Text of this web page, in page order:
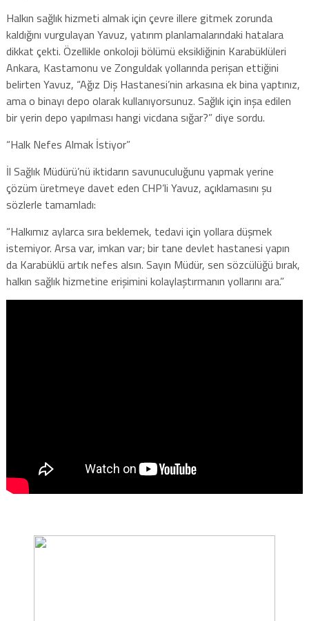
Halkın sağlık hizmeti almak için çevre illere gitmek zorunda
kaldığını vurgulayan Yavuz, yatırım planlamalarındaki hatalara
dikkat çekti. Özellikle onkoloji bölümü eksikliğinin Karabüklüleri
Ankara, Kastamonu ve Zonguldak yollarında perişan ettiğini
belirten Yavuz, “Ağız Diş Hastanesi’nin arkasına ek bina yaptınız,
ama o binayı depo olarak kullanıyorsunuz. Sağlık için inşa edilen
bir yerin depo yapılması hangi vicdana sığar?” diye sordu.
“Halk Nefes Almak İstiyor”
İl Sağlık Müdürü’nü iktidarın savunuculuğunu yapmak yerine
çözüm üretmeye davet eden CHP’li Yavuz, açıklamasını şu
sözlerle tamamladı:
“Halkımız aylarca sıra beklemek, tedavi için yollara düşmek
istemiyor. Arsa var, imkan var; bir tane devlet hastanesi yapın
da Karabüklü artık nefes alsın. Sayın Müdür, sen sözcülüğü bırak,
halkın sağlık hizmetine erişimini kolaylaştırmanın yollarını ara.”